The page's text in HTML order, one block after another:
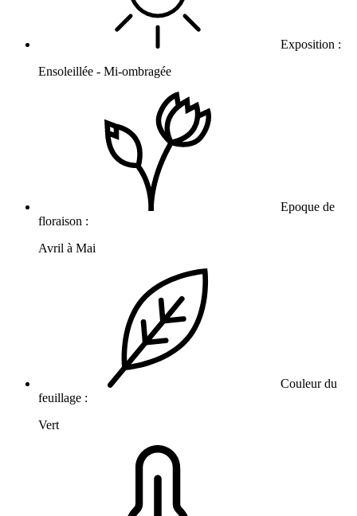
Exposition :
Ensoleillée - Mi-ombragée
Epoque de
floraison :
Avril à Mai
Couleur du
feuillage :
Vert